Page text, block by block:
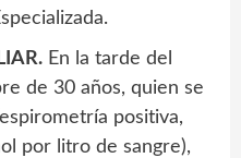
En la tarde del
de 30 años, quien se
positiva,
por litro de sangre),